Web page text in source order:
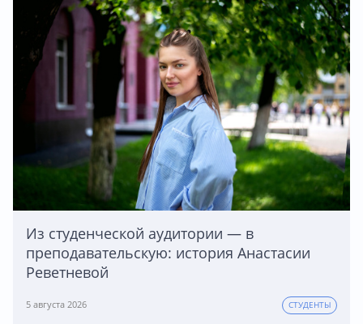
Из студенческой аудитории — в
преподавательскую: история Анастасии
Реветневой
5 августа 2026 СТУДЕНТЫ